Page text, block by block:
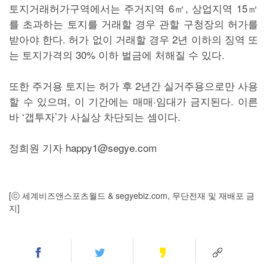
토지거래허가구역에서는 주거지역 6㎡, 상업지역 15㎡
를 초과하는 토지를 거래할 경우 관할 구청장의 허가를
받아야 한다. 허가 없이 거래할 경우 2년 이하의 징역 또
는 토지가격의 30% 이하 벌금에 처해질 수 있다.
또한 주거용 토지는 허가 후 2년간 실거주용으로만 사용
할 수 있으며, 이 기간에는 매매·임대가 금지된다. 이른
바 ‘갭투자’가 사실상 차단되는 셈이다.
정희원 기자 happy1@segye.com
[ⓒ 세계비즈앤스포츠월드 & segyebiz.com, 무단전재 및 재배포 금
지]